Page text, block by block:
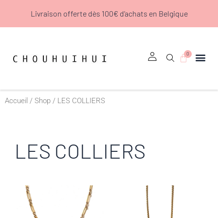
Livraison offerte dès 100€ d’achats en Belgique
0
Panier
Accueil / Shop / LES COLLIERS
LES COLLIERS